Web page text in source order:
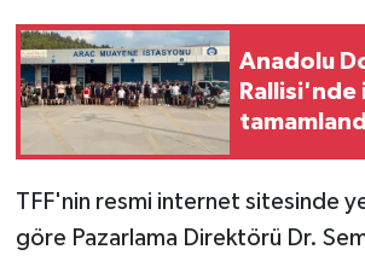
Anadolu
Rallisi'nde
TFF'nin resmi internet sitesinde
göre Pazarlama Direktörü Dr.